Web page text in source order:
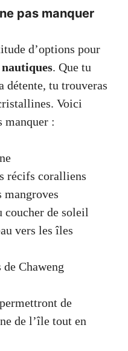
pas manquer
d’options pour
. Que tu
détente, tu trouveras
Voici
manquer :
récifs coralliens
mangroves
coucher de soleil
vers les îles
Chaweng
de
de l’île tout en